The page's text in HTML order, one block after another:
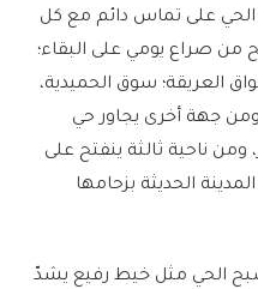
الحي على تماس دائم مع كل
من صراع يومي على البقاء؛
العريقة؛ سوق الحميدية،
جهة أخرى يجاور حي
ومن ناحية ثالثة ينفتح على
الحديثة بزحامها
الحي مثل خيط رفيع يشدّ